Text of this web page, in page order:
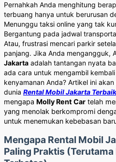
Pernahkah Anda menghitung
terbuang hanya untuk berurusan
Menunggu taksi online yang tak
Bergantung pada jadwal
Atau, frustrasi mencari parkir
panjang. Jika Anda mengangguk,
Jakarta adalah tantangan nyata
ada cara untuk mengambil
kenyamanan Anda? Artikel ini
dunia Rental Mobil Jakarta
mengapa Molly Rent Car telah
yang menolak berkompromi
untuk menemukan kebebasan
Mengapa Rental Mobil
Paling Praktis